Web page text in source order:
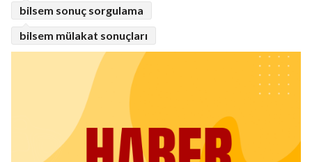
bilsem sonuç sorgulama
bilsem mülakat sonuçları